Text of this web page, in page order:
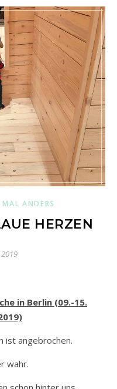
ANDERS
HERZEN
in Berlin (09.-15.
ist angebrochen.
wahr.